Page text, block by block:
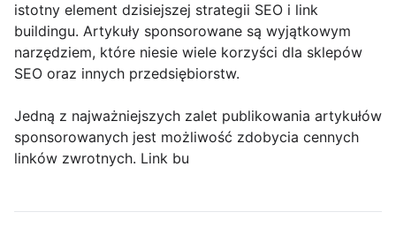
istotny element dzisiejszej strategii SEO i link
buildingu. Artykuły sponsorowane są wyjątkowym
narzędziem, które niesie wiele korzyści dla sklepów
SEO oraz innych przedsiębiorstw.
Jedną z najważniejszych zalet publikowania artykułów
sponsorowanych jest możliwość zdobycia cennych
linków zwrotnych. Link bu